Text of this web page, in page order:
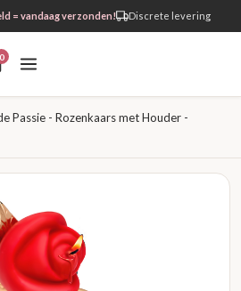
= vandaag verzonden! Discrete levering
0
Passie - Rozenkaars met Houder -